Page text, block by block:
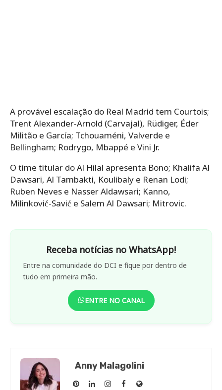
A provável escalação do Real Madrid tem Courtois;
Trent Alexander-Arnold (Carvajal), Rüdiger, Éder
Militão e García; Tchouaméni, Valverde e
Bellingham; Rodrygo, Mbappé e Vini Jr.
O time titular do Al Hilal apresenta Bono; Khalifa Al
Dawsari, Al Tambakti, Koulibaly e Renan Lodi;
Ruben Neves e Nasser Aldawsari; Kanno,
Milinković-Savić e Salem Al Dawsari; Mitrovic.
Receba notícias no WhatsApp!
Entre na comunidade do DCI e fique por dentro de
tudo em primeira mão.
ENTRE NO CANAL
Anny Malagolini
AnnyAnnyAnnyAnnySite